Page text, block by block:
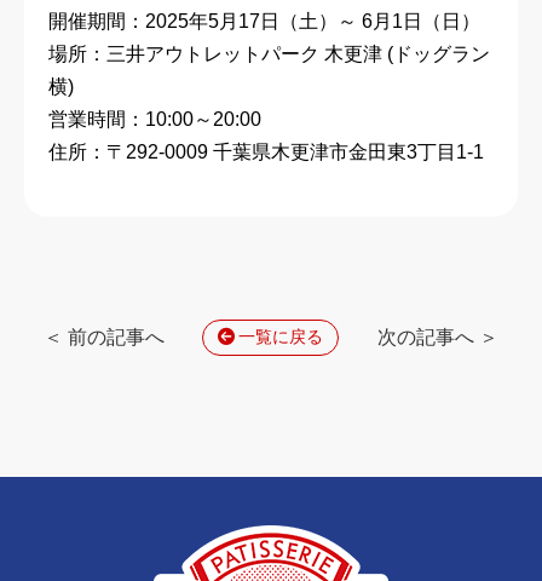
開催期間：2025年5月17日（土）～ 6月1日（日）
場所：三井アウトレットパーク 木更津 (ドッグラン
横)
営業時間：10:00～20:00
住所：〒292-0009 千葉県木更津市金田東3丁目1-1
＜ 前の記事へ 一覧に戻る 次の記事へ ＞